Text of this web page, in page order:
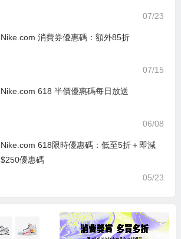
07/23
Nike.com 消費券優惠碼：額外85折
07/15
Nike.com 618 半價優惠碼每日放送
06/08
Nike.com 618限時優惠碼：低至5折＋即減
$250優惠碼
05/23